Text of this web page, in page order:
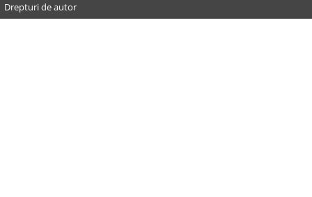
Drepturi de autor